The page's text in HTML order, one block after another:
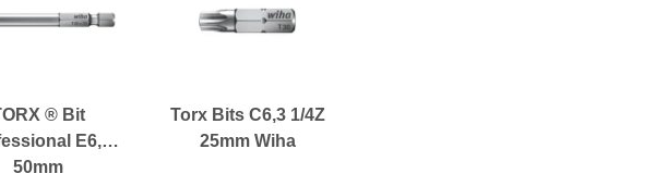
® Bit
E6,3
50mm
Torx Bits C6,3 1/4Z
25mm Wiha